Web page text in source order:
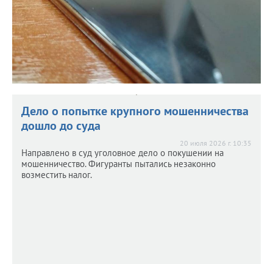
Дело о попытке крупного мошенничества
дошло до суда
20 июля 2026 г. 10:35
Направлено в суд уголовное дело о покушении на
мошенничество. Фигуранты пытались незаконно
возместить налог.